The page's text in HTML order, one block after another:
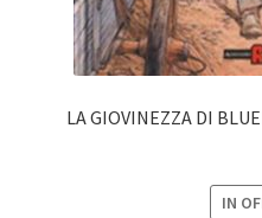
LA GIOVINEZZA DI
IN